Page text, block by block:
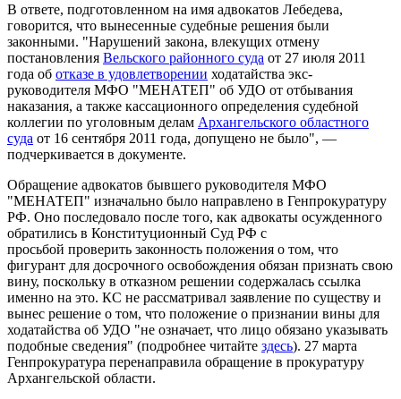
В ответе, подготовленном на имя адвокатов Лебедева,
говорится, что вынесенные судебные решения были
законными. "Нарушений закона, влекущих отмену
постановления Вельского районного суда от 27 июля 2011
года об отказе в удовлетворении ходатайства экс-
руководителя МФО "МЕНАТЕП" об УДО от отбывания
наказания, а также кассационного определения судебной
коллегии по уголовным делам Архангельского областного
суда от 16 сентября 2011 года, допущено не было", —
подчеркивается в документе.
Обращение адвокатов бывшего руководителя МФО
"МЕНАТЕП" изначально было направлено в Генпрокуратуру
РФ. Оно последовало после того, как адвокаты осужденного
обратились в Конституционный Суд РФ с
просьбой проверить законность положения о том, что
фигурант для досрочного освобождения обязан признать свою
вину, поскольку в отказном решении содержалась ссылка
именно на это. КС не рассматривал заявление по существу и
вынес решение о том, что положение о признании вины для
ходатайства об УДО "не означает, что лицо обязано указывать
подобные сведения" (подробнее читайте здесь). 27 марта
Генпрокуратура перенаправила обращение в прокуратуру
Архангельской области.